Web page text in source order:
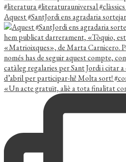
Aquest #SantJordi ens agradaria
«Un acte gratuït, aliè a tota finalitat